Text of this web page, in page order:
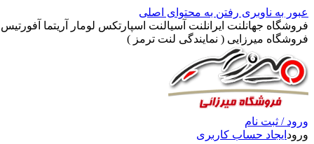
عبور به ناوبری رفتن به محتوای اصلی
فروشگاه جهانلنت ایرانلنت آسیالنت اسپارتکس لومار آریتما
فروشگاه میرزایی ( نمایندگی لنت ترمز )
ورود / ثبت نام
ورود ایجاد حساب کاربری